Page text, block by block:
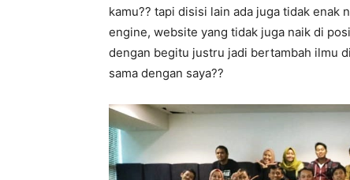
kamu?? tapi disisi lain ada juga tidak enak
engine, website yang tidak juga naik di
dengan begitu justru jadi bertambah ilmu
sama dengan saya??